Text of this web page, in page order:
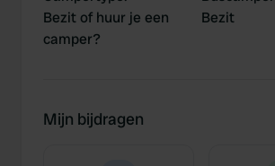
Bezit of huur je een
camper?
Bezit
Mijn bijdragen